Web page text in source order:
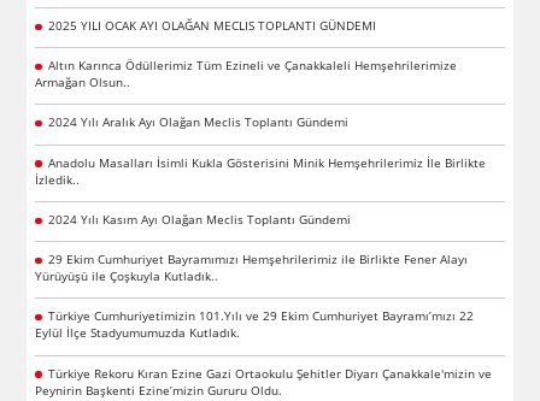
2025 YILI OCAK AYI OLAĞAN MECLIS TOPLANTI GÜNDEMI
Altın Karınca Ödüllerimiz Tüm Ezineli ve Çanakkaleli Hemşehrilerimize
Armağan Olsun..
2024 Yılı Aralık Ayı Olağan Meclis Toplantı Gündemi
Anadolu Masalları İsimli Kukla Gösterisini Minik Hemşehrilerimiz İle Birlikte
İzledik..
2024 Yılı Kasım Ayı Olağan Meclis Toplantı Gündemi
29 Ekim Cumhuriyet Bayramımızı Hemşehrilerimiz ile Birlikte Fener Alayı
Yürüyüşü ile Çoşkuyla Kutladık..
Türkiye Cumhuriyetimizin 101.Yılı ve 29 Ekim Cumhuriyet Bayramı’mızı 22
Eylül İlçe Stadyumumuzda Kutladık.
Türkiye Rekoru Kıran Ezine Gazi Ortaokulu Şehitler Diyarı Çanakkale'mizin ve
Peynirin Başkenti Ezine’mizin Gururu Oldu.